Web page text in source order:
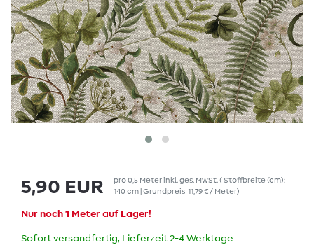
5,90 EUR pro0,5 Meter inkl. ges. MwSt.( Stoffbreite (cm):
140 cm | Grundpreis 11,79 € / Meter)
Nur noch 1 Meter auf Lager!
Sofort versandfertig, Lieferzeit 2-4 Werktage